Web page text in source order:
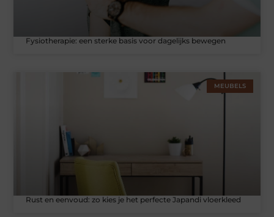
Fysiotherapie: een sterke basis voor dagelijks bewegen
MEUBELS
Rust en eenvoud: zo kies je het perfecte Japandi vloerkleed